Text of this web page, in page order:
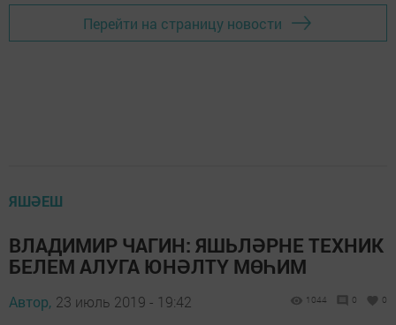
Перейти на страницу новости
ЯШӘЕШ
ВЛАДИМИР ЧАГИН: ЯШЬЛӘРНЕ ТЕХНИК
БЕЛЕМ АЛУГА ЮНӘЛТҮ МӨҺИМ
Автор, 23 июль 2019 - 19:42 1044 0 0